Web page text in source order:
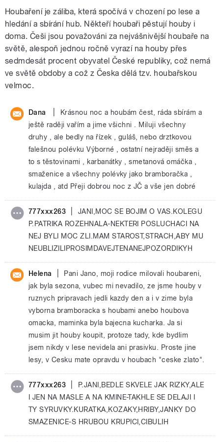
Houbaření je záliba, která spočívá v chození po lese a
hledání a sbírání hub. Někteří houbaři pěstují houby i
doma. Češi jsou považováni za nejvášnivější houbaře na
světě, alespoň jednou ročně vyrazí na houby přes
sedmdesát procent obyvatel České republiky, což nemá
ve světě obdoby a což z Česka dělá tzv. houbařskou
velmoc.
Dana
Krásnou noc a houbám čest, ráda sbírám a
ještě raději vařím a jime všichni . Miluji všechny
druhy , ale bedly na řízek , guláš, nebo drztkovou
falešnou polévku Výborné , ostatní nejraději směs a
to s těstovinami , karbanátky , smetanová omáčka ,
smaženice a všechny polévky jako bramboračka ,
kulajda , atd Přeji dobrou noc z JČ a vše jen dobré
777xxx263
JANI,MOC SE BOJIM O VAS.KOLEGU
P.PATRIKA ROZEHNALA-NEKTERI POSLUCHACI NA
NEJ BYLI MOC ZLI.MAM STAROST,STRACH,ABY MU
NEUBLIZILIPROSIMDAVEJTENANEJPOZORDIKYH
Helena
Pani Jano, moji rodice milovali houbareni,
jak byla sezona, vubec mi nevadilo, ze jsme houby v
ruznych pripravach jedli kazdy den a i v zime byla
vyborna bramboracka s houbami anebo houbova
omacka, maminka byla bajecna kucharka. Ja si
musim jit houby koupit, protoze tady, kde bydlim
jsem nikdy v lese nevidela ani prasivku. Proste jine
lesy, v Cesku mate opravdu v houbach "ceske zlato".
777xxx263
P.JANI,BEDLE SKVELE JAK RIZKY,ALE
I JEN NA MASLE A NA KMINE-TAKHLE SE DELAJI I
TY SYRUVKY.KURATKA,KOZAKY,HRIBY,JANKY DO
SMAZENICE-S HRUBOU KRUPICI,CIBULIH